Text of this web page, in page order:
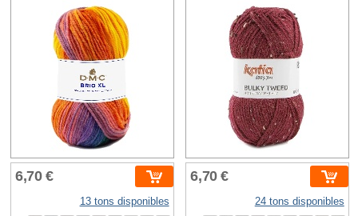
6,70 €
13 tons disponibles
6,70 €
24 tons disponibles